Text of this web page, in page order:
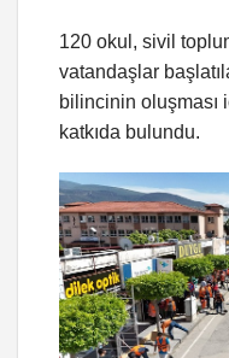
120 okul, sivil
vatandaşlar
bilincinin oluşması
katkıda bulundu.